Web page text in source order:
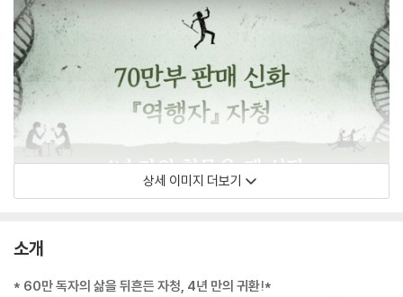
상세 이미지 더보기
소개
* 60만 독자의 삶을 뒤흔든 자청, 4년 만의 귀환!*